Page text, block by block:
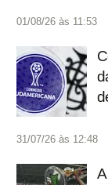
01/08/26 às 11:53
31/07/26 às 12:48